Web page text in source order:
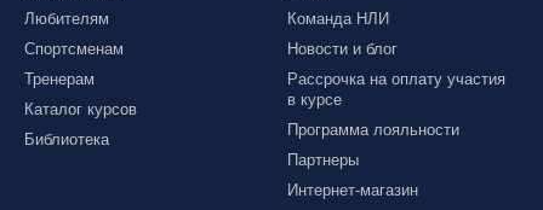
Любителям
Спортсменам
Тренерам
Каталог курсов
Библиотека
Команда НЛИ
Новости и блог
Рассрочка на оплату участия
в курсе
Программа лояльности
Партнеры
Интернет-магазин